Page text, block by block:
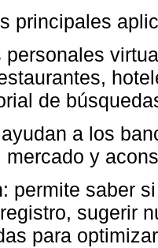
principales
personales
de
a los
mercado y
permite saber
sugerir
para